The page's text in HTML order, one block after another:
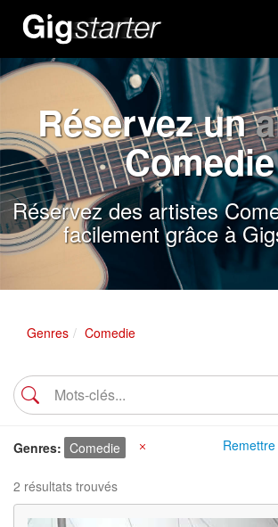
Réservez un
Comedie
Réservez des artistes
facilement grâce à
Genres Comedie
Genres Comedie
2 résultats trouvés